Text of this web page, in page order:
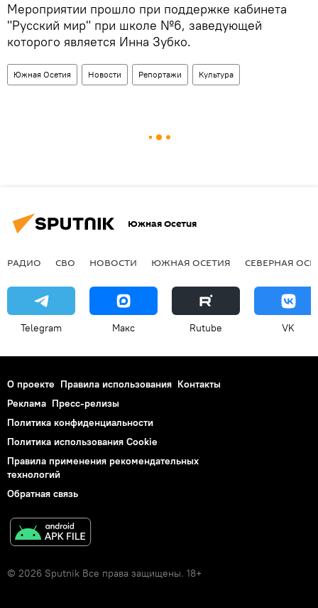
Мероприятии прошло при поддержке кабинета
"Русский мир" при школе №6, заведующей
которого является Инна Зубко.
Южная Осетия Новости Репортажи Культура
Южная Осетия
РАДИО СВО НОВОСТИ ЮЖНАЯ ОСЕТИЯ СЕВЕРНАЯ
Telegram Макс Rutube VK
О проекте Правила использования Контакты
Реклама Пресс-релизы
Политика конфиденциальности
Политика использования Cookie
Правила применения рекомендательных
технологий
Обратная связь
© 2026 Sputnik Все права защищены. 18+